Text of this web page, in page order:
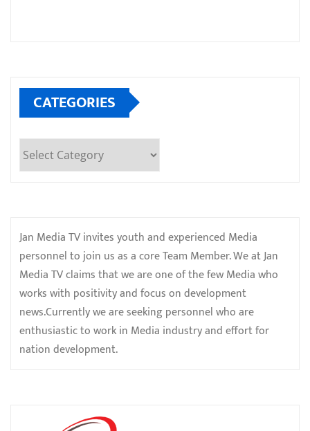
CATEGORIES
Categories
Jan Media TV invites youth and experienced Media
personnel to join us as a core Team Member. We at Jan
Media TV claims that we are one of the few Media who
works with positivity and focus on development
news.Currently we are seeking personnel who are
enthusiastic to work in Media industry and effort for
nation development.